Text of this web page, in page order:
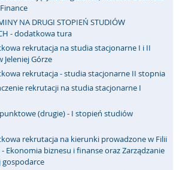
NA DRUGI STOPIEŃ STUDIÓW
- dodatkowa tura
rekrutacja na studia stacjonarne I i II
Jeleniej Górze
rekrutacja - studia stacjonarne II stopnia
rekrutacji na studia stacjonarne I
(drugie) - I stopień studiów
rekrutacja na kierunki prowadzone w Filii
- Ekonomia biznesu i finanse oraz Zarządzanie
gospodarce